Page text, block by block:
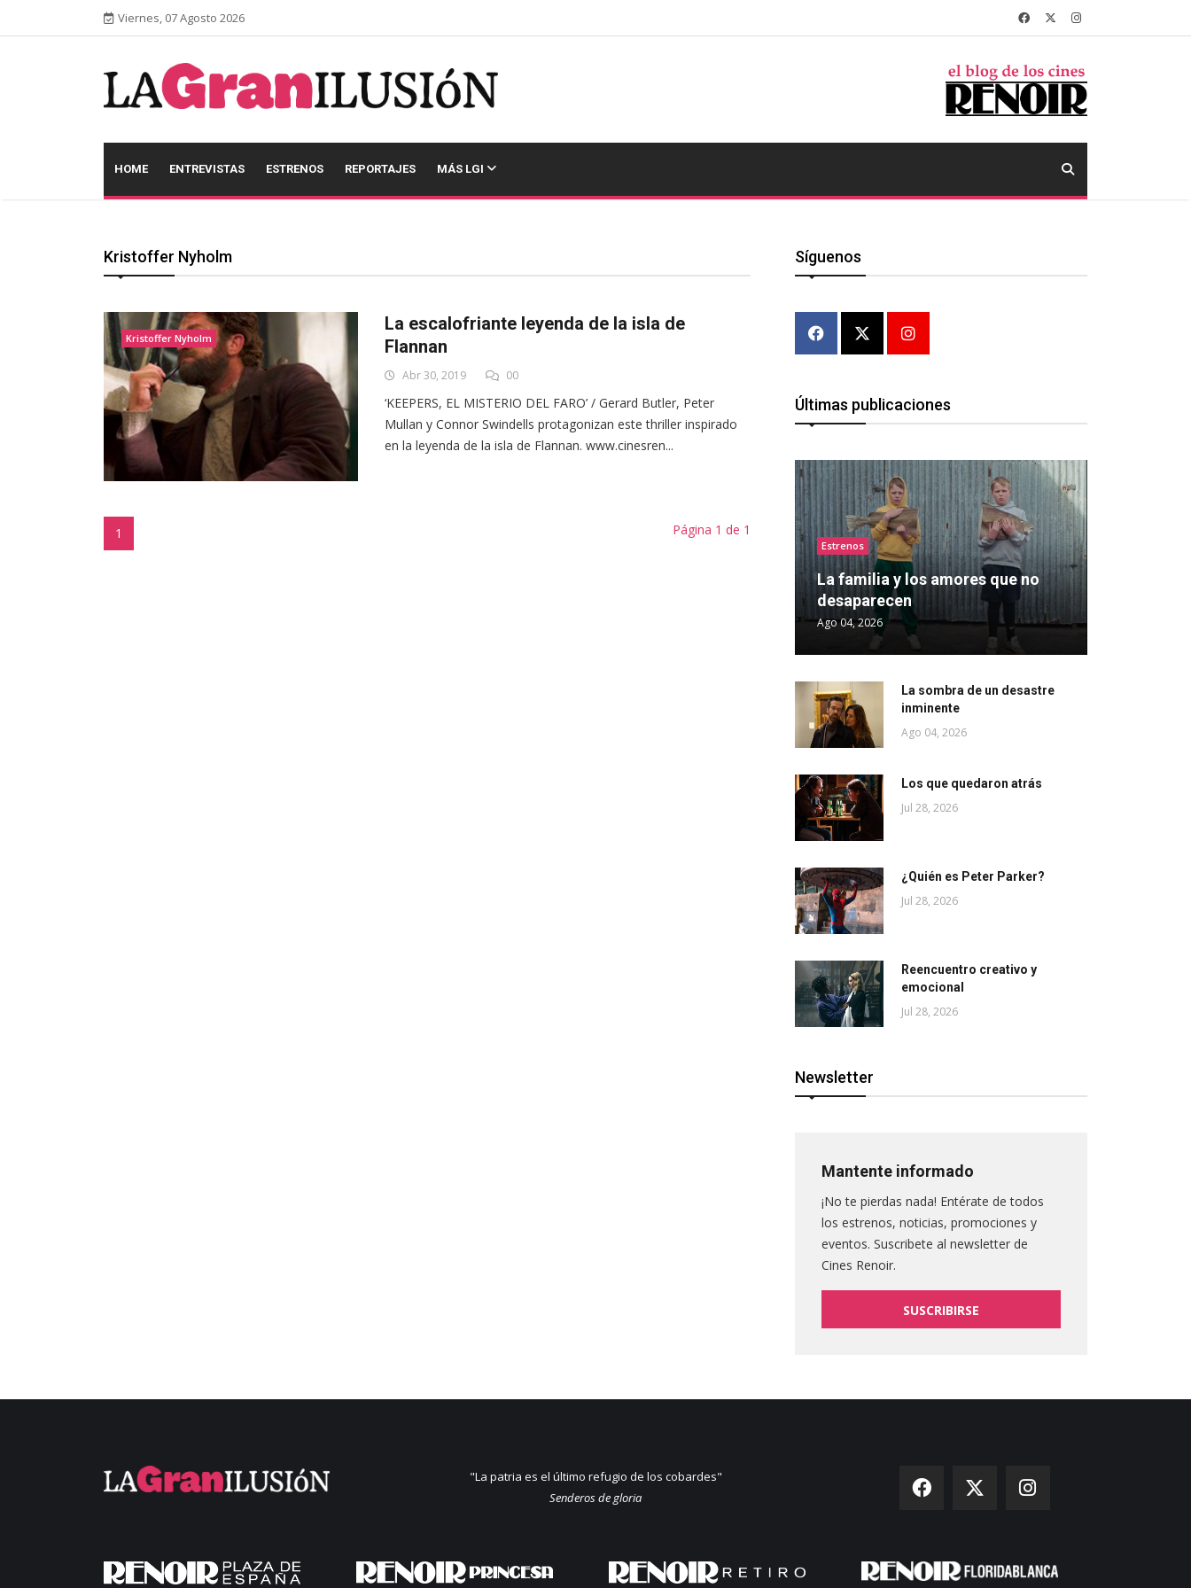
Viernes, 07 Agosto 2026
HOME ENTREVISTAS ESTRENOS REPORTAJES MÁS LGI
Kristoffer Nyholm
Kristoffer Nyholm
La escalofriante leyenda de la isla de
Flannan
Abr 30, 2019 00
‘KEEPERS, EL MISTERIO DEL FARO’ / Gerard Butler, Peter
Mullan y Connor Swindells protagonizan este thriller inspirado
en la leyenda de la isla de Flannan. www.cinesren...
1 Página 1 de 1
Síguenos
Últimas publicaciones
Estrenos
La familia y los amores que no
desaparecen
Ago 04, 2026
La sombra de un desastre
inminente
Ago 04, 2026
Los que quedaron atrás
Jul 28, 2026
¿Quién es Peter Parker?
Jul 28, 2026
Reencuentro creativo y
emocional
Jul 28, 2026
Newsletter
Mantente informado
¡No te pierdas nada! Entérate de todos
los estrenos, noticias, promociones y
eventos. Suscribete al newsletter de
Cines Renoir.
SUSCRIBIRSE
"La patria es el último refugio de los cobardes"
Senderos de gloria